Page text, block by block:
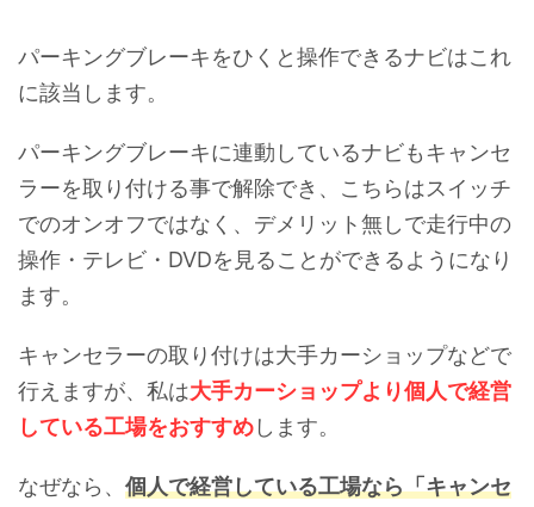
パーキングブレーキをひくと操作できるナビはこれ
に該当します。
パーキングブレーキに連動しているナビもキャンセ
ラーを取り付ける事で解除でき、こちらはスイッチ
でのオンオフではなく、デメリット無しで走行中の
操作・テレビ・DVDを見ることができるようになり
ます。
キャンセラーの取り付けは大手カーショップなどで
行えますが、私は大手カーショップより個人で経営
している工場をおすすめします。
なぜなら、 個人で経営している工場なら「キャンセ